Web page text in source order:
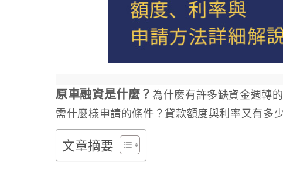
原車融資是什麼？為什麼有許多缺資金週轉
需什麼樣申請的條件？貸款額度與利率又有多
文章摘要